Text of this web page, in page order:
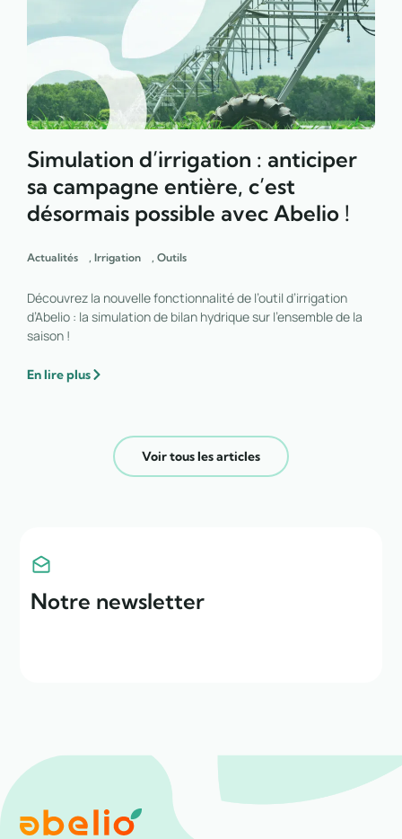
Simulation d’irrigation : anticiper
sa campagne entière, c’est
désormais possible avec Abelio !
Actualités ,Irrigation ,Outils
Découvrez la nouvelle fonctionnalité de l’outil d’irrigation
d’Abelio : la simulation de bilan hydrique sur l’ensemble de la
saison !
En lire plus
Voir tous les articles
Notre newsletter